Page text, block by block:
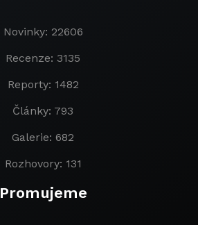
Novinky: 22606
Recenze: 3135
Reporty: 1482
Články: 793
Galerie: 682
Rozhovory: 131
Promujeme